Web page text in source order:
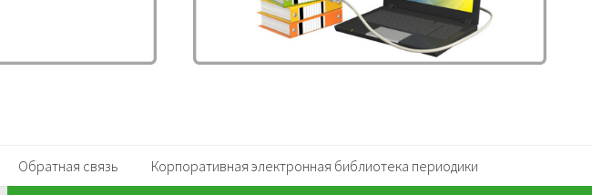
Обратная связь Корпоративная электронная библиотека периодики